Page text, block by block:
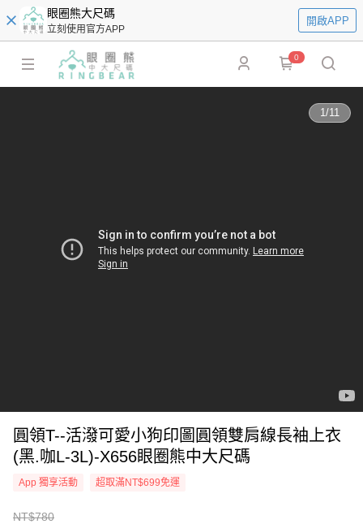
眼圈熊大尺碼
立刻使用官方APP
開啟APP
0
1/11
圓領T--活潑可愛小狗印圖圓領雙肩線長袖上衣
(黑.咖L-3L)-X656眼圈熊中大尺碼
App 獨享活動 超取滿NT$699免運
NT$780